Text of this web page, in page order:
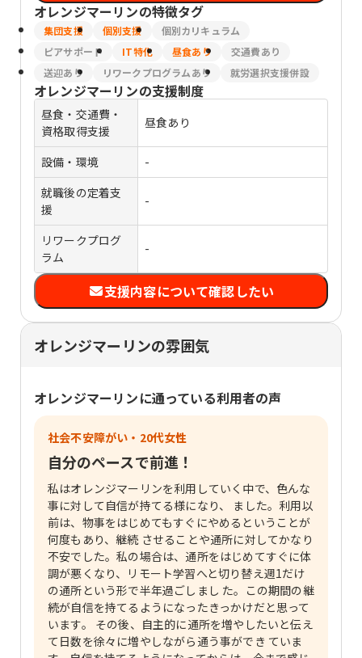
オレンジマーリンの特徴タグ
集団支援 個別支援
個別カリキュラム
ピアサポート
IT特化 昼食あり
交通費あり
送迎あり
リワークプログラムあり 就労選択支援併設
オレンジマーリンの支援制度
昼食・交通費・
資格取得支援
昼食あり
設備・環境
-
就職後の定着支
援
-
リワークプログ
ラム
-
支援内容について確認したい
オレンジマーリンの雰囲気
オレンジマーリンに通っている利用者の声
社会不安障がい・20代女性
自分のペースで前進！
私はオレンジマーリンを利用していく中で、色んな
事に対して自信が持てる様になり、 ました。利用以
前は、物事をはじめてもすぐにやめるということが
何度もあり、継続 させることや通所に対してかなり
不安でした。私の場合は、通所をはじめてすぐに体
調が悪くなり、リモート学習へと切り替え週1だけ
の通所という形で半年過ごしまし た。この期間の継
続が自信を持てるようになったきっかけだと思って
います。 その後、自主的に通所を増やしたいと伝え
て日数を徐々に増やしながら通う事ができ ていま